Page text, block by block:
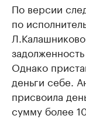
По версии
по
Однако
деньги себе.
присвоила
сумму более